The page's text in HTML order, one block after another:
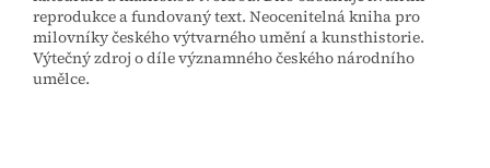
reprodukce a fundovaný text. Neocenitelná kniha pro
milovníky českého výtvarného umění a kunsthistorie.
Výtečný zdroj o díle významného českého národního
umělce.